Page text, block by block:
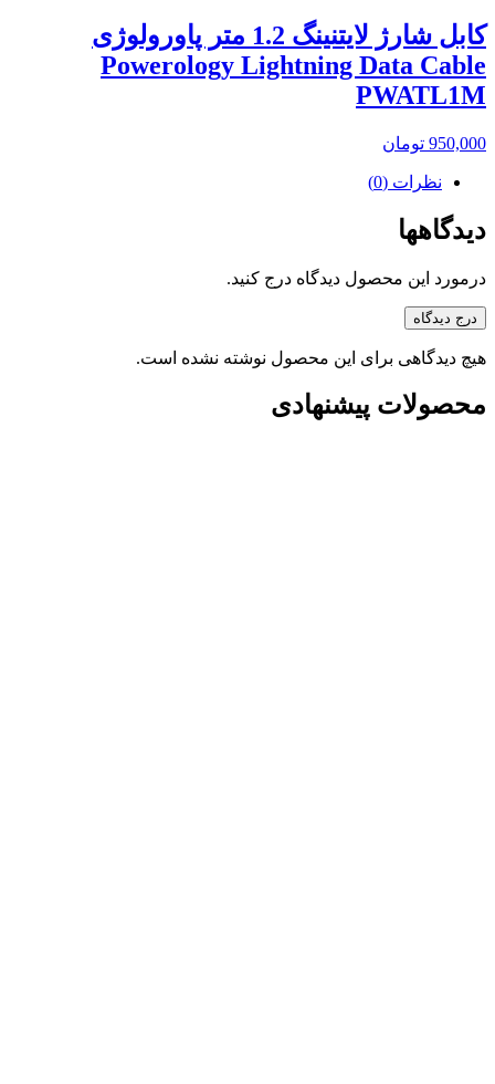
کابل شارژ لایتنینگ 1.2 متر پاورولوژی
Powerology Lightning Data Cable
PWATL1M
950,000 تومان
نظرات (0)
دیدگاهها
درمورد این محصول دیدگاه درج کنید.
درج دیدگاه
هیچ دیدگاهی برای این محصول نوشته نشده است.
محصولات پیشنهادی